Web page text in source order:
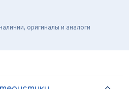
оригиналы и аналоги